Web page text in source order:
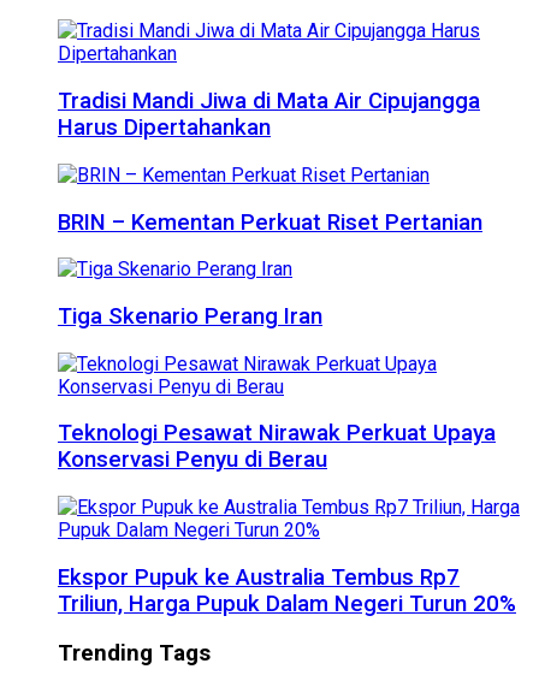
Tradisi Mandi Jiwa di Mata Air Cipujangga
Harus Dipertahankan
BRIN – Kementan Perkuat Riset Pertanian
Tiga Skenario Perang Iran
Teknologi Pesawat Nirawak Perkuat Upaya
Konservasi Penyu di Berau
Ekspor Pupuk ke Australia Tembus Rp7
Triliun, Harga Pupuk Dalam Negeri Turun 20%
Trending Tags